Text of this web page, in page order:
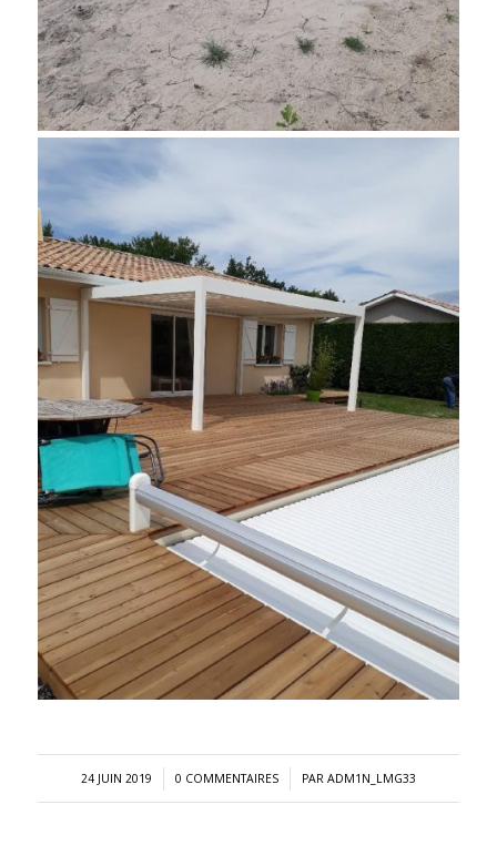
24 JUIN 2019
/ 0 COMMENTAIRES
/ PAR ADM1N_LMG33